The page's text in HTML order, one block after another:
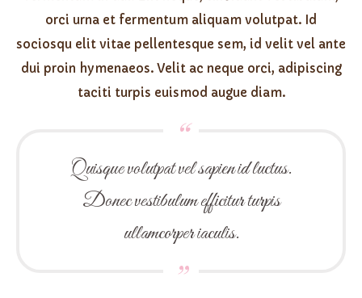
orci urna et fermentum aliquam volutpat. Id
sociosqu elit vitae pellentesque sem, id velit vel ante
dui proin hymenaeos. Velit ac neque orci, adipiscing
taciti turpis euismod augue diam.
Quisque volutpat vel sapien id luctus.
Donec vestibulum efficitur turpis
ullamcorper iaculis.